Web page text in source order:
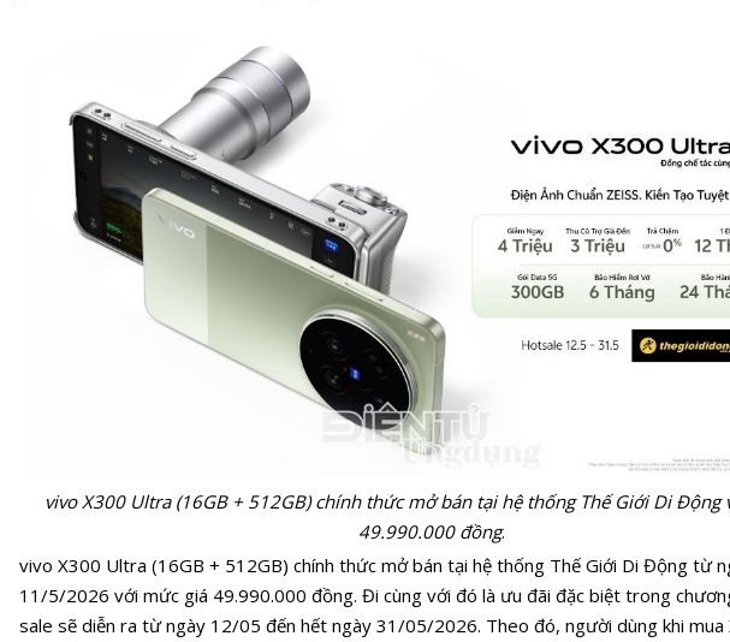
vivo X300 Ultra (16GB + 512GB) chính thức mở bán tại hệ thống Thế Giới Di Động
49.990.000 đồng.
vivo X300 Ultra (16GB + 512GB) chính thức mở bán tại hệ thống Thế Giới Di Động từ
11/5/2026 với mức giá 49.990.000 đồng. Đi cùng với đó là ưu đãi đặc biệt trong
sale sẽ diễn ra từ ngày 12/05 đến hết ngày 31/05/2026. Theo đó, người dùng khi